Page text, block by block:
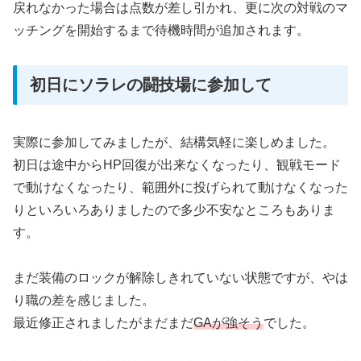
戻れなかった場合は点数が差し引かれ、更に次の対戦のマ
ッチングを開始するまで待機時間が追加されます。
初日にソラレの闘技場に参加して
実際に参加してみましたが、結構気軽に楽しめました。
初日は途中からHP回復が出来なくなったり、観戦モード
で動けなくなったり、範囲外に投げられて動けなくなった
りといろいろありましたので多少不安なところもありま
す。
まだ装備のロックが解除しきれていない状態ですが、やは
り職の差を感じました。
最近修正されましたがまだまだGAが強そうでした。